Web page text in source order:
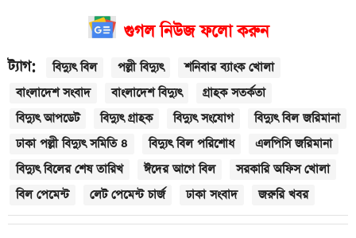
গুগল নিউজ ফলো করুন
ট্যাগ: বিদ্যুৎ বিল পল্লী বিদ্যুৎ
শনিবার ব্যাংক খোলা
বাংলাদেশ সংবাদ
বাংলাদেশ বিদ্যুৎ
গ্রাহক সতর্কতা
বিদ্যুৎ আপডেট
বিদ্যুৎ গ্রাহক বিদ্যুৎ সংযোগ
বিদ্যুৎ বিল জরিমানা
ঢাকা পল্লী বিদ্যুৎ সমিতি ৪
বিদ্যুৎ বিল পরিশোধ
এলপিসি জরিমানা
বিদ্যুৎ বিলের শেষ তারিখ
ঈদের আগে বিল
সরকারি অফিস খোলা
বিল পেমেন্ট
লেট পেমেন্ট চার্জ ঢাকা সংবাদ জরুরি খবর